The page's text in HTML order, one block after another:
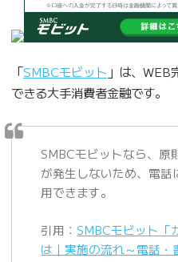
「SMBCモビット 」は、WEB
できる大手消費者金融です。
SMBCモビットなら、原
が発生しないため、電話
用できます。
引用： SMBCモビット「
は｜実施の流れ～電話・